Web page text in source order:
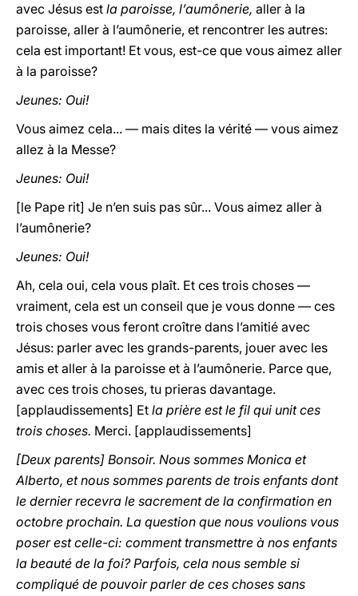
avec Jésus est la paroisse, l’aumônerie, aller à la
paroisse, aller à l’aumônerie, et rencontrer les autres:
cela est important! Et vous, est-ce que vous aimez aller
à la paroisse?
Jeunes: Oui!
Vous aimez cela... — mais dites la vérité — vous aimez
allez à la Messe?
Jeunes: Oui!
[le Pape rit] Je n’en suis pas sûr... Vous aimez aller à
l’aumônerie?
Jeunes: Oui!
Ah, cela oui, cela vous plaît. Et ces trois choses —
vraiment, cela est un conseil que je vous donne — ces
trois choses vous feront croître dans l’amitié avec
Jésus: parler avec les grands-parents, jouer avec les
amis et aller à la paroisse et à l’aumônerie. Parce que,
avec ces trois choses, tu prieras davantage.
[applaudissements] Et la prière est le fil qui unit ces
trois choses. Merci. [applaudissements]
[Deux parents] Bonsoir. Nous sommes Monica et
Alberto, et nous sommes parents de trois enfants dont
le dernier recevra le sacrement de la confirmation en
octobre prochain. La question que nous voulions vous
poser est celle-ci: comment transmettre à nos enfants
la beauté de la foi? Parfois, cela nous semble si
compliqué de pouvoir parler de ces choses sans